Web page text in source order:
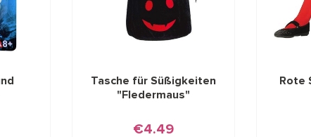
Tasche für Süßigkeiten
"Fledermaus"
€4.49
Rote